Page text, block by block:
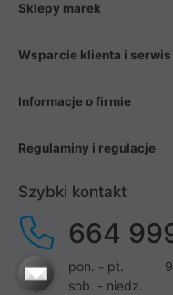
Sklepy marek
Wsparcie klienta i serwis
Informacje o firmie
Regulaminy i regulacje
Szybki kontakt
664
pon. - pt.
sob. - niedz.